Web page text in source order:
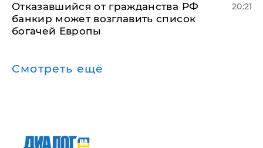
Отказавшийся от гражданства РФ
банкир может возглавить список
богачей Европы
20:21
Смотреть ещё